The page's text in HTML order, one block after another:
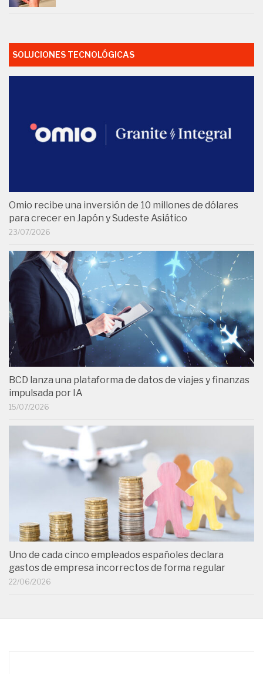
SOLUCIONES TECNOLÓGICAS
Omio recibe una inversión de 10 millones de dólares
para crecer en Japón y Sudeste Asiático
23/07/2026
BCD lanza una plataforma de datos de viajes y finanzas
impulsada por IA
15/07/2026
Uno de cada cinco empleados españoles declara
gastos de empresa incorrectos de forma regular
22/06/2026